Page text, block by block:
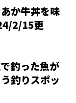
か牛丼を味
2/15更
釣った魚が
釣りスポッ